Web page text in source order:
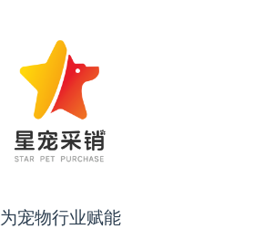
为宠物行业赋能